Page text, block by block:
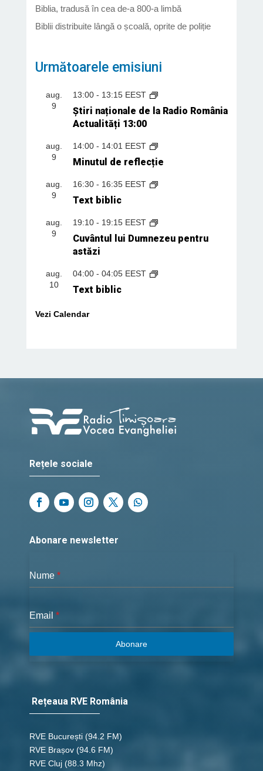
Biblia, tradusă în cea de-a 800-a limbă
Biblii distribuite lângă o școală, oprite de poliție
Următoarele emisiuni
aug.
9
13:00- 13:15 EEST
Știri naționale de la Radio România
Actualități 13:00
aug.
9
14:00- 14:01 EEST
Minutul de reflecție
aug.
9
16:30- 16:35 EEST
Text biblic
aug.
9
19:10- 19:15 EEST
Cuvântul lui Dumnezeu pentru
astăzi
aug.
10
04:00- 04:05 EEST
Text biblic
Vezi Calendar
Rețele sociale
Abonare newsletter
Nume *
Email *
Abonare
Rețeaua RVE România
RVE București (94.2 FM)
RVE Brașov (94.6 FM)
RVE Cluj (88.3 Mhz)